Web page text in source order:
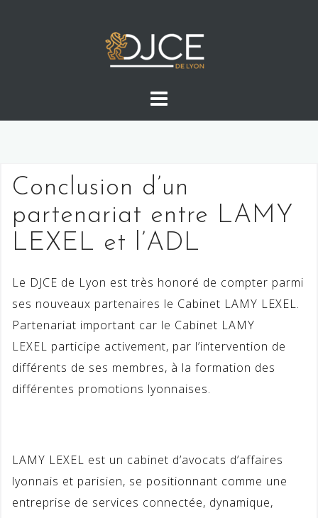
Conclusion d’un
partenariat entre LAMY
LEXEL et l’ADL
Le DJCE de Lyon est très honoré de compter parmi
ses nouveaux partenaires le Cabinet LAMY LEXEL.
Partenariat important car le Cabinet LAMY
LEXEL participe activement, par l’intervention de
différents de ses membres, à la formation des
différentes promotions lyonnaises.
LAMY LEXEL est un cabinet d’avocats d’affaires
lyonnais et parisien, se positionnant comme une
entreprise de services connectée, dynamique,